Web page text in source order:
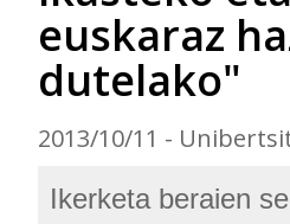
euskaraz
dutelako"
2013/10/11 -
Ikerketa beraien